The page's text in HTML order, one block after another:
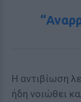
Η αντιβίωση
ήδη νοιώθει